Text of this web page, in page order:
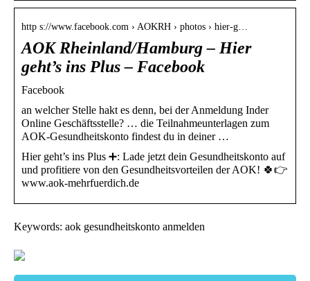
http s://www.facebook.com › AOKRH › photos › hier-g…
AOK Rheinland/Hamburg – Hier
geht’s ins Plus – Facebook
Facebook
an welcher Stelle hakt es denn, bei der Anmeldung Inder
Online Geschäftsstelle? … die Teilnahmeunterlagen zum
AOK-Gesundheitskonto findest du in deiner …
Hier geht’s ins Plus ➕: Lade jetzt dein Gesundheitskonto auf
und profitiere von den Gesundheitsvorteilen der AOK! 🍀👉
www.aok-mehrfuerdich.de
Keywords: aok gesundheitskonto anmelden